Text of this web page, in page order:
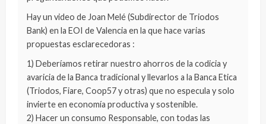
Hay un video de Joan Melé (Subdirector de Triodos
Bank) en la EOI de Valencia en la que hace varias
propuestas esclarecedoras :
1) Deberíamos retirar nuestro ahorros de la codicia y
avaricia de la Banca tradicional y llevarlos a la Banca Etica
(Triodos, Fiare, Coop57 y otras) que no especula y solo
invierte en economía productiva y sostenible.
2) Hacer un consumo Responsable, con todas las